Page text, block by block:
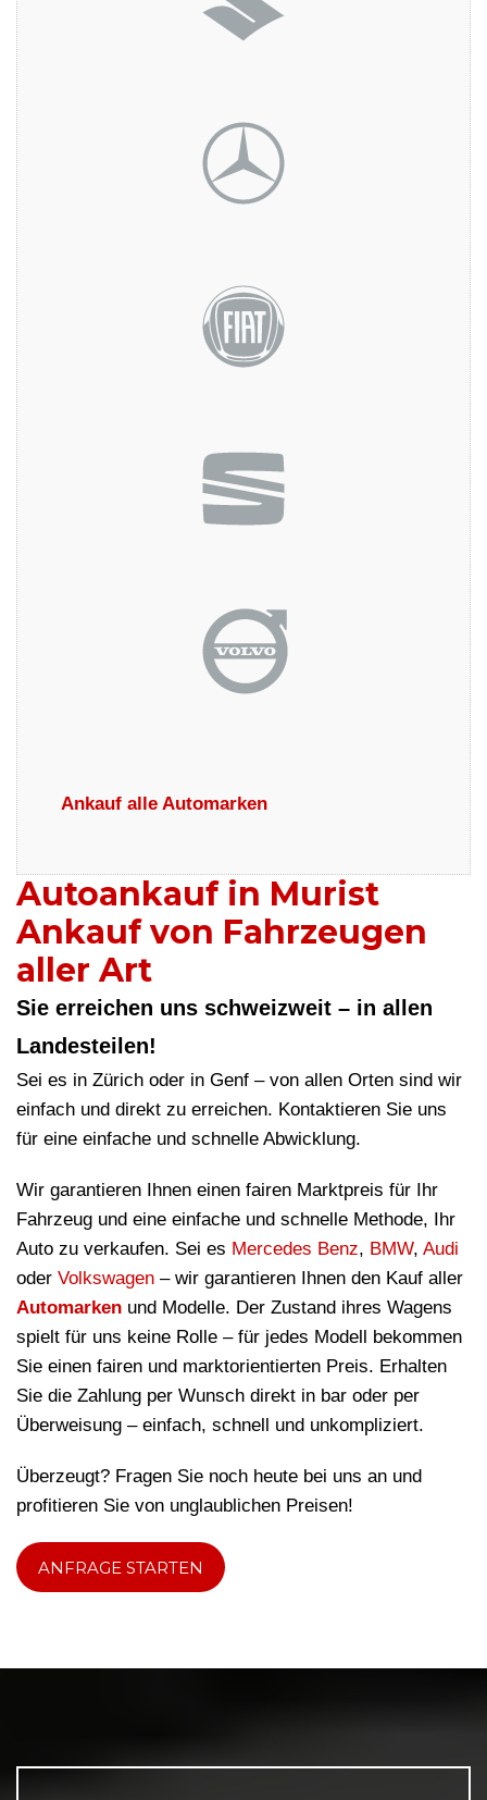
Ankauf alle Automarken
Autoankauf in Murist
Ankauf von Fahrzeugen
aller Art
Sie erreichen uns schweizweit – in allen
Landesteilen!
Sei es in Zürich oder in Genf – von allen Orten sind wir
einfach und direkt zu erreichen. Kontaktieren Sie uns
für eine einfache und schnelle Abwicklung.
Wir garantieren Ihnen einen fairen Marktpreis für Ihr
Fahrzeug und eine einfache und schnelle Methode, Ihr
Auto zu verkaufen. Sei es Mercedes Benz, BMW, Audi
oder Volkswagen – wir garantieren Ihnen den Kauf aller
Automarken und Modelle. Der Zustand ihres Wagens
spielt für uns keine Rolle – für jedes Modell bekommen
Sie einen fairen und marktorientierten Preis. Erhalten
Sie die Zahlung per Wunsch direkt in bar oder per
Überweisung – einfach, schnell und unkompliziert.
Überzeugt? Fragen Sie noch heute bei uns an und
profitieren Sie von unglaublichen Preisen!
ANFRAGE STARTEN